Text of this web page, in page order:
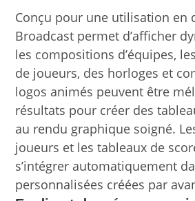
Conçu pour une utilisation en
Broadcast permet d’afficher
les compositions d’équipes,
de joueurs, des horloges et
logos animés peuvent être
résultats pour créer des
au rendu graphique soigné.
joueurs et les tableaux de
s’intégrer automatiquement
personnalisées créées par